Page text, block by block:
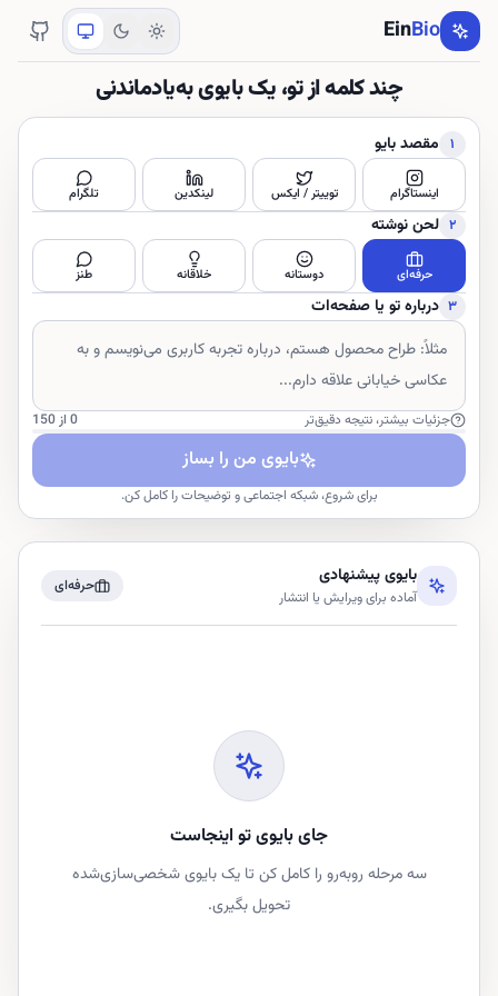
EinBio
چند کلمه از تو، یک بایوی به‌یادماندنی
۱ مقصد بایو
اینستاگرام توییتر / ایکس لینکدین تلگرام
۲ لحن نوشته
حرفه‌ای دوستانه خلاقانه طنز
۳ درباره تو یا صفحه‌ات
توضیحات درباره شما یا صفحه شما
جزئیات بیشتر، نتیجه دقیق‌تر 0 از150
بایوی من را بساز
برای شروع، شبکه اجتماعی و توضیحات را کامل کن.
بایوی پیشنهادی
آماده برای ویرایش یا انتشار
حرفه‌ای
جای بایوی تو اینجاست
سه مرحله روبه‌رو را کامل کن تا یک بایوی شخصی‌سازی‌شده
تحویل بگیری.